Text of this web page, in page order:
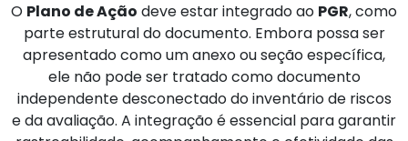
O Plano de Ação deve estar integrado ao PGR, como
parte estrutural do documento. Embora possa ser
apresentado como um anexo ou seção específica,
ele não pode ser tratado como documento
independente desconectado do inventário de riscos
e da avaliação. A integração é essencial para garantir